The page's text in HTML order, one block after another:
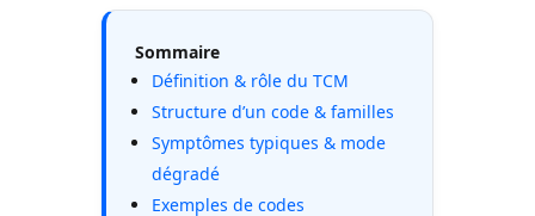
Sommaire
Définition & rôle du TCM
Structure d’un code & familles
Symptômes typiques & mode
dégradé
Exemples de codes